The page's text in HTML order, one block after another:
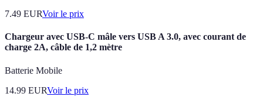
7.49 EURVoir le prix
Chargeur avec USB-C mâle vers USB A 3.0, avec courant de
charge 2A, câble de 1,2 mètre
Batterie Mobile
14.99 EURVoir le prix